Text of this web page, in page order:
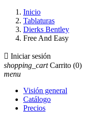
Inicio
Tablaturas
Dierks Bentley
Free And Easy
 Iniciar sesión
shopping_cart Carrito (0)
menu
Visión general
Catálogo
Precios